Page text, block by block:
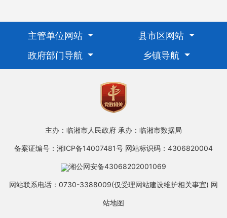
主管单位网站
县市区网站
政府部门导航
乡镇导航
主办：临湘市人民政府 承办：临湘市数据局
备案证编号：湘ICP备14007481号 网站标识码：4306820004
湘公网安备43068202001069
网站联系电话：0730-3388009(仅受理网站建设维护相关事宜) 网
站地图